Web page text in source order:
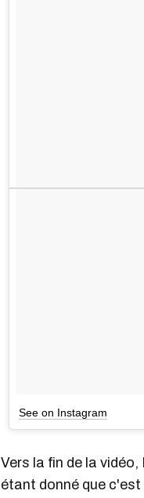
See on Instagram
Vers la fin de la
étant donné que